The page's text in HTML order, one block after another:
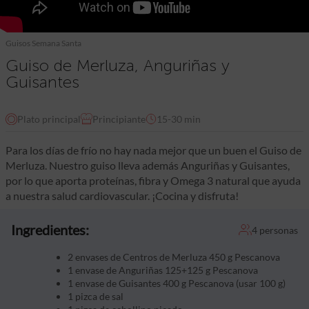
Guisos Semana Santa
Guiso de Merluza, Anguriñas y
Guisantes
Plato principal Principiante 15-30 min
Para los días de frío no hay nada mejor que un buen el Guiso de
Merluza. Nuestro guiso lleva además Anguriñas y Guisantes,
por lo que aporta proteínas, fibra y Omega 3 natural que ayuda
a nuestra salud cardiovascular. ¡Cocina y disfruta!
Ingredientes: 4 personas
2 envases de Centros de Merluza 450 g Pescanova
1 envase de Anguriñas 125+125 g Pescanova
1 envase de Guisantes 400 g Pescanova (usar 100 g)
1 pizca de sal